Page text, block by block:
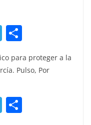
T
e
a
m
m
para proteger a la
Pulso, Por
T